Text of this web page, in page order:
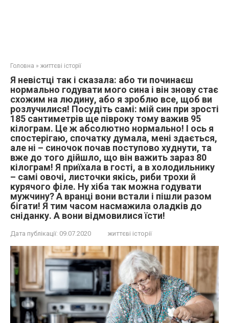
Головна » життєві історії
Я невістці так і сказала: або ти починаєш
нормально годувати мого сина і він знову стає
схожим на людину, або я зроблю все, щоб ви
розлучилися! Посудіть самі: мій син при зрості
185 сантиметрів ще півроку тому важив 95
кілограм. Це ж абсолютно нормально! І ось я
спостерігаю, спочатку думала, мені здається,
але ні – синочок почав поступово худнути, та
вже до того дійшло, що він важить зараз 80
кілограм! Я приїхала в гості, а в холодильнику
– самі овочі, листочки якісь, риби трохи й
курячого філе. Ну хіба так можна годувати
мужчину? А вранці вони встали і пішли разом
бігати! Я тим часом насмажила оладків до
сніданку. А вони відмовилися їсти!
Дата публікації: 09.07.2020 життєві історії